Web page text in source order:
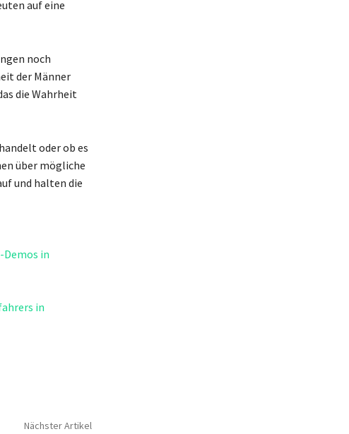
auf eine
noch
der Männer
die Wahrheit
oder ob es
über mögliche
und halten die
in
in
Nächster Artikel